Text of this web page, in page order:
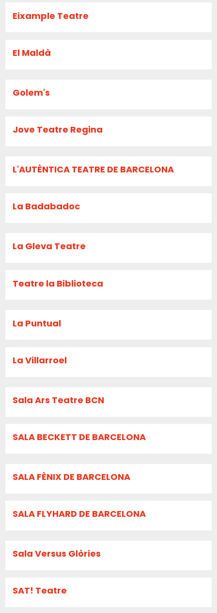
Eixample Teatre
El Maldà
Golem's
Jove Teatre Regina
L'AUTÈNTICA TEATRE DE BARCELONA
La Badabadoc
La Gleva Teatre
Teatre la Biblioteca
La Puntual
La Villarroel
Sala Ars Teatre BCN
SALA BECKETT DE BARCELONA
SALA FÈNIX DE BARCELONA
SALA FLYHARD DE BARCELONA
Sala Versus Glòries
SAT! Teatre